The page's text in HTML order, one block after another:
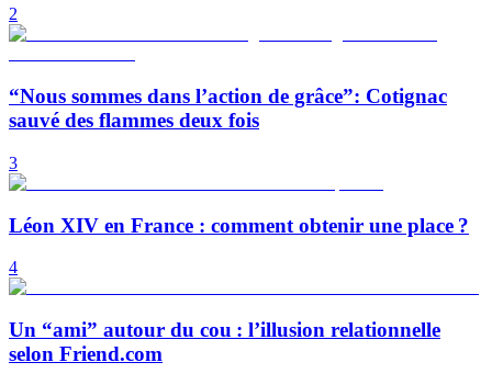
2
“Nous sommes dans l’action de grâce”: Cotignac
sauvé des flammes deux fois
3
Léon XIV en France : comment obtenir une place ?
4
Un “ami” autour du cou : l’illusion relationnelle
selon Friend.com